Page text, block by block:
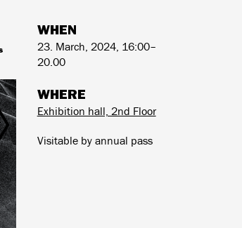
WHEN
23. March, 2024, 16:00–
20.00
WHERE
Exhibition hall, 2nd Floor
Visitable by annual pass